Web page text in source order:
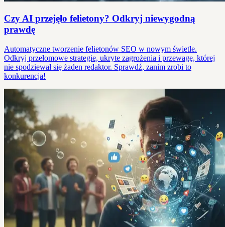
Czy AI przejęło felietony? Odkryj niewygodną
prawdę
Automatyczne tworzenie felietonów SEO w nowym świetle.
Odkryj przełomowe strategie, ukryte zagrożenia i przewagę, której
nie spodziewał się żaden redaktor. Sprawdź, zanim zrobi to
konkurencja!